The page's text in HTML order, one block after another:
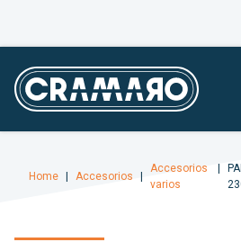
Home Accesorios
Accesorios
varios